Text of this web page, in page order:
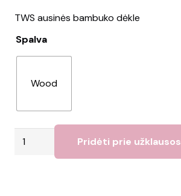
TWS ausinės bambuko dėkle
Spalva
Wood
produkto
Pridėti prie užklausos